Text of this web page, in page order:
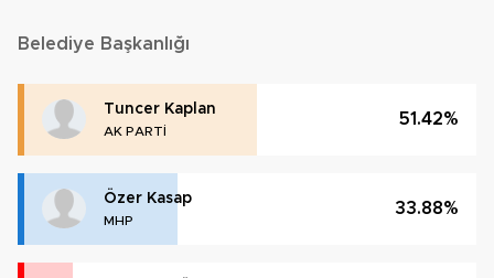
Belediye Başkanlığı
Tuncer Kaplan
AK PARTİ
51.42%
Özer Kasap
MHP
33.88%